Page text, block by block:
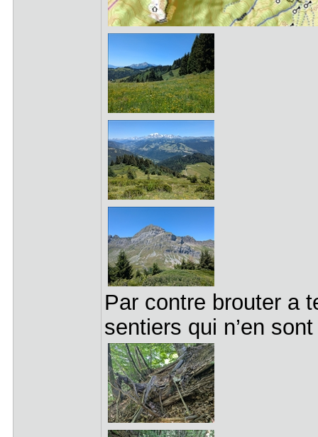
Par contre brouter a
sentiers qui n’en